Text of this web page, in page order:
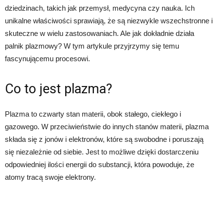
dziedzinach, takich jak przemysł, medycyna czy nauka. Ich
unikalne właściwości sprawiają, że są niezwykle wszechstronne i
skuteczne w wielu zastosowaniach. Ale jak dokładnie działa
palnik plazmowy? W tym artykule przyjrzymy się temu
fascynującemu procesowi.
Co to jest plazma?
Plazma to czwarty stan materii, obok stałego, ciekłego i
gazowego. W przeciwieństwie do innych stanów materii, plazma
składa się z jonów i elektronów, które są swobodne i poruszają
się niezależnie od siebie. Jest to możliwe dzięki dostarczeniu
odpowiedniej ilości energii do substancji, która powoduje, że
atomy tracą swoje elektrony.